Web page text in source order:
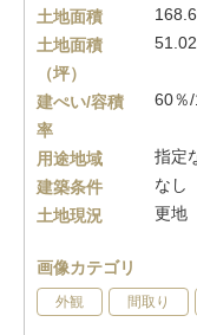
土地面積
土地面積
（坪）
建ぺい/容積
率
60％
用途地域
指定
建築条件
なし
土地現況
更地
画像カテゴリ
外観 間取り